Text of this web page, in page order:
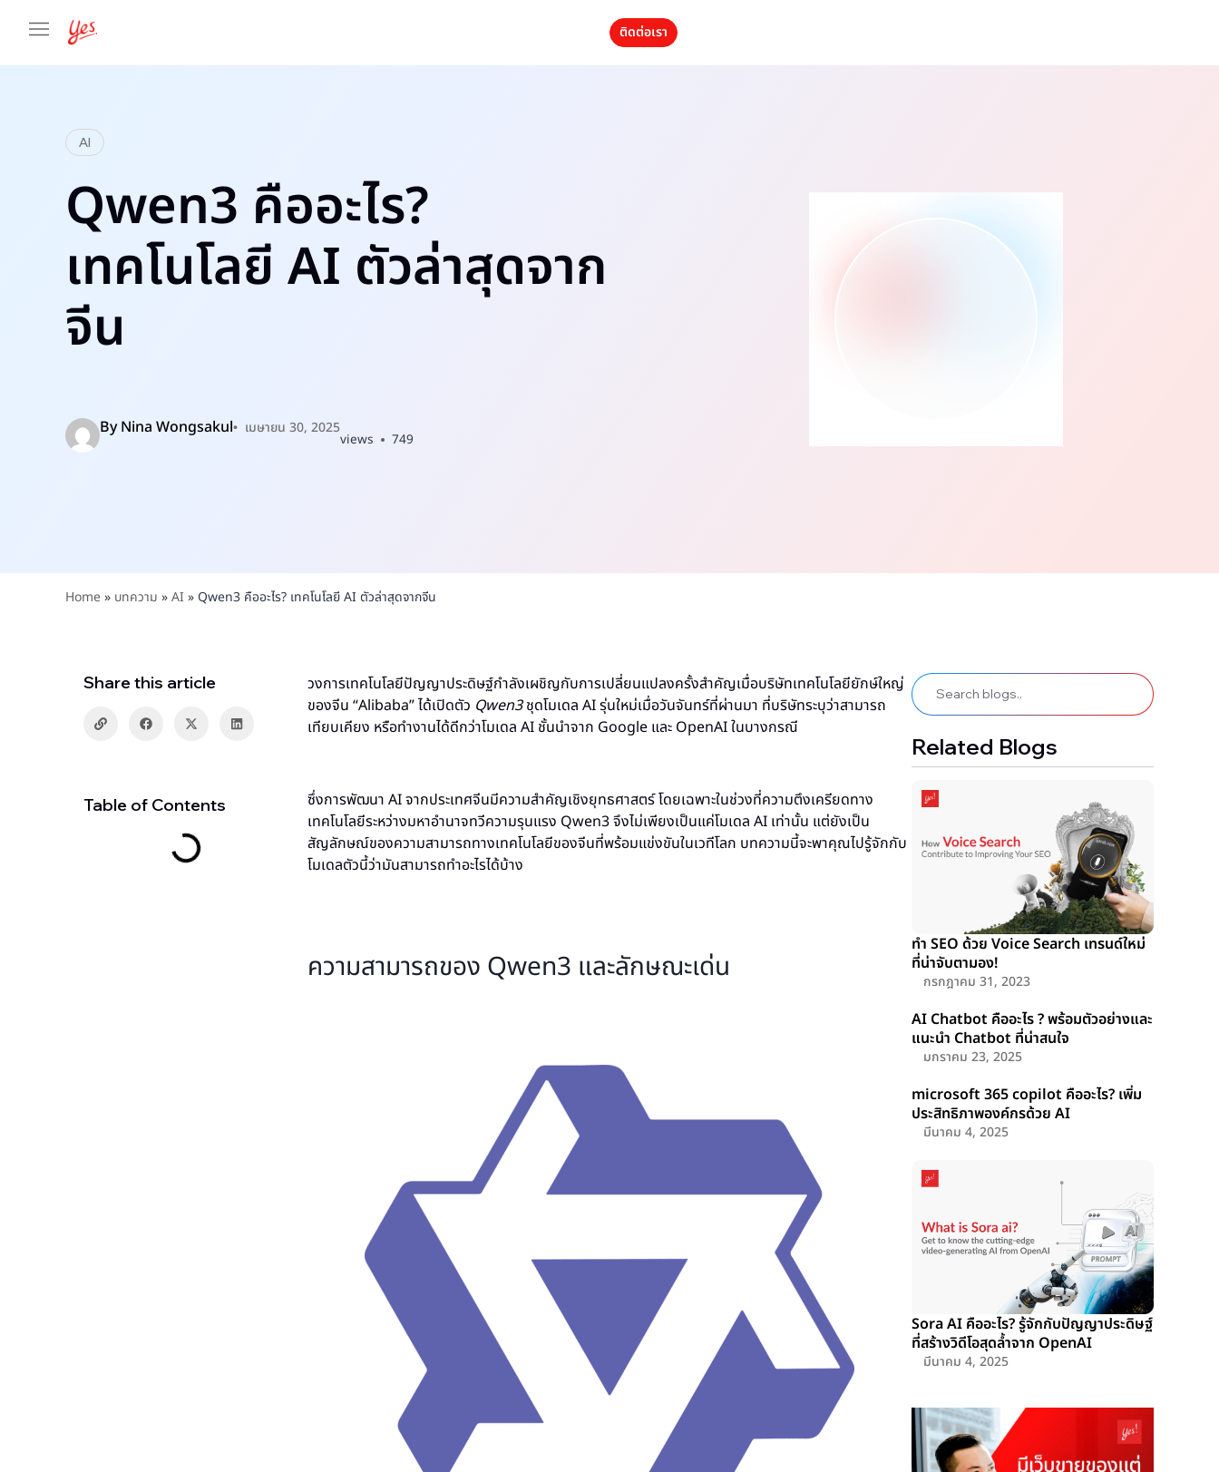
ติดต่อเรา
AI
Qwen3 คืออะไร?
เทคโนโลยี AI ตัวล่าสุดจาก
จีน
ByNina Wongsakul เมษายน 30, 2025
views 749
Home» บทความ »AI » Qwen3 คืออะไร? เทคโนโลยี AI ตัวล่าสุดจากจีน
Share this article
Table of Contents
วงการเทคโนโลยีปัญญาประดิษฐ์กำลังเผชิญกับการเปลี่ยนแปลงครั้งสำคัญเมื่อบริษัทเทคโนโลยียักษ์ใหญ่
ของจีน “Alibaba” ได้เปิดตัว Qwen3ชุดโมเดล AI รุ่นใหม่เมื่อวันจันทร์ที่ผ่านมา ที่บริษัทระบุว่าสามารถ
เทียบเคียง หรือทำงานได้ดีกว่าโมเดล AI ชั้นนำจาก Google และ OpenAI ในบางกรณี
ซึ่งการพัฒนา AI จากประเทศจีนมีความสำคัญเชิงยุทธศาสตร์ โดยเฉพาะในช่วงที่ความตึงเครียดทาง
เทคโนโลยีระหว่างมหาอำนาจทวีความรุนแรง Qwen3 จึงไม่เพียงเป็นแค่โมเดล AI เท่านั้น แต่ยังเป็น
สัญลักษณ์ของความสามารถทางเทคโนโลยีของจีนที่พร้อมแข่งขันในเวทีโลก บทความนี้จะพาคุณไปรู้จักกับ
โมเดลตัวนี้ว่ามันสามารถทำอะไรได้บ้าง
ความสามารถของ Qwen3 และลักษณะเด่น
Related Blogs
ทำ SEO ด้วย Voice Search เทรนด์ใหม่
ที่น่าจับตามอง!
กรกฎาคม 31, 2023
AI Chatbot คืออะไร ? พร้อมตัวอย่างและ
แนะนำ Chatbot ที่น่าสนใจ
มกราคม 23, 2025
microsoft 365 copilot คืออะไร? เพิ่ม
ประสิทธิภาพองค์กรด้วย AI
มีนาคม 4, 2025
Sora AI คืออะไร? รู้จักกับปัญญาประดิษฐ์
ที่สร้างวิดีโอสุดล้ำจาก OpenAI
มีนาคม 4, 2025